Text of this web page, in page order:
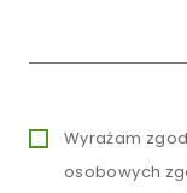
Wyrażam
osobowych